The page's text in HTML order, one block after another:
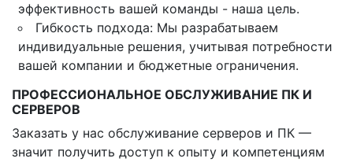
эффективность вашей команды - наша цель.
Гибкость подхода: Мы разрабатываем
индивидуальные решения, учитывая потребности
вашей компании и бюджетные ограничения.
ПРОФЕССИОНАЛЬНОЕ ОБСЛУЖИВАНИЕ ПК И
СЕРВЕРОВ
Заказать у нас обслуживание серверов и ПК —
значит получить доступ к опыту и компетенциям